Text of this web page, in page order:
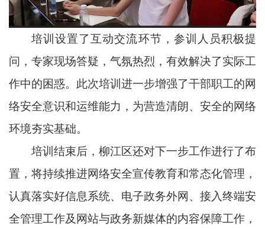
培训设置了互动交流环节，参训人员积极提
问，专家现场答疑，气氛热烈，有效解决了实际工
作中的困惑。此次培训进一步增强了干部职工的网
络安全意识和运维能力，为营造清朗、安全的网络
环境夯实基础。
培训结束后，柳江区还对下一步工作进行了布
置，将持续推进网络安全宣传教育和常态化管理，
认真落实好信息系统、电子政务外网、接入终端安
全管理工作及网站与政务新媒体的内容保障工作，